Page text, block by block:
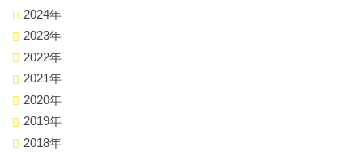
2024年
2023年
2022年
2021年
2020年
2019年
2018年